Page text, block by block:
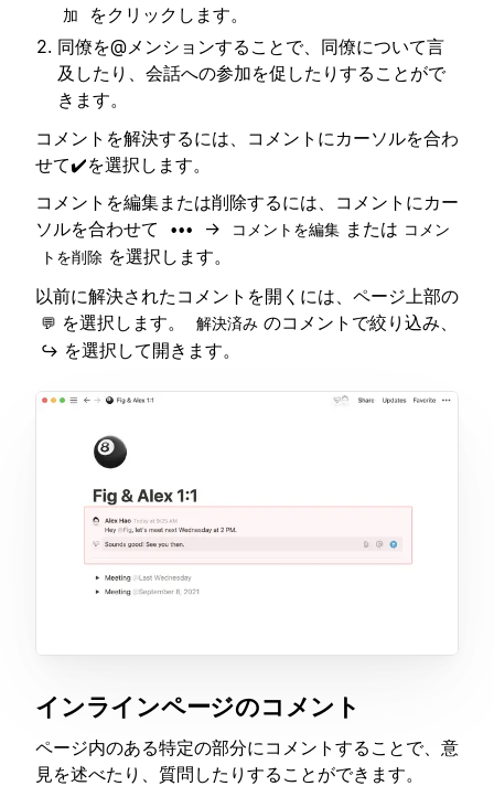
加
をクリックします。
同僚を@メンションすることで、同僚について言
及したり、会話への参加を促したりすることがで
きます。
コメントを解決するには、コメントにカーソルを合わ
せて✔️を選択します。
コメントを編集または削除するには、コメントにカー
ソルを合わせて
••• → コメントを編集 または コメン
トを削除 を選択します。
以前に解決されたコメントを開くには、ページ上部の
💬 を選択します。 解決済み のコメントで絞り込み、
↪️ を選択して開きます。
インラインページのコメント
ページ内のある特定の部分にコメントすることで、意
見を述べたり、質問したりすることができます。